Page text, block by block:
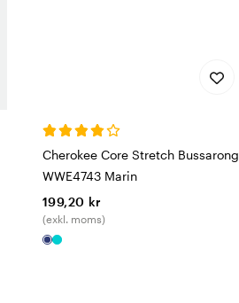
Cherokee Core Stretch Bussarong
WWE4743 Marin
199,20 kr
(exkl. moms)